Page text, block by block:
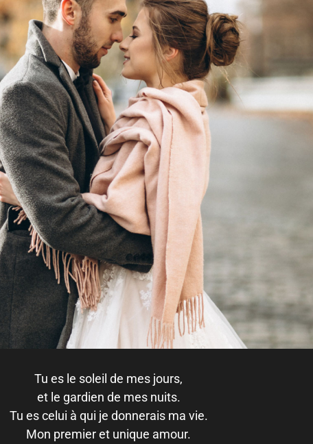
Tu es le soleil de mes jours,
et le gardien de mes nuits.
Tu es celui à qui je donnerais ma vie.
Mon premier et unique amour.